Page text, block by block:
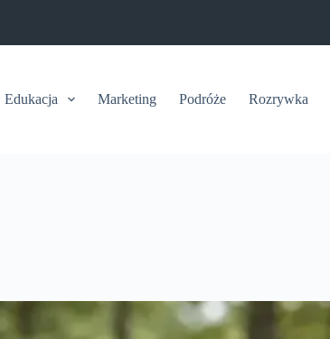
Edukacja Marketing Podróże Rozrywka